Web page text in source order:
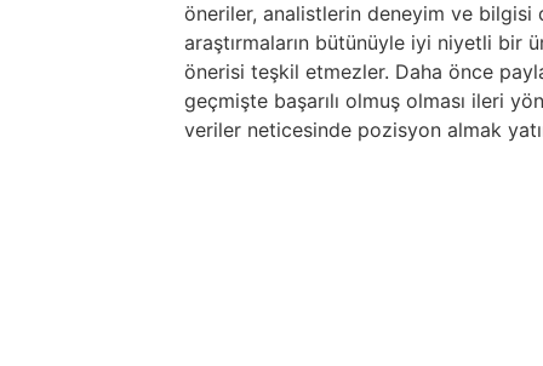
öneriler, analistlerin deneyim ve
araştırmaların bütünüyle iyi niyetli bir
önerisi teşkil etmezler. Daha önce
geçmişte başarılı olmuş olması ileri
veriler neticesinde pozisyon almak